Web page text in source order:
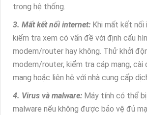
trong hệ thống.
3. Mất kết nối internet: Khi mất kết nối
kiểm tra xem có vấn đề với định cấu
modem/router hay không. Thử khởi
modem/router, kiểm tra cáp mạng, cài
mạng hoặc liên hệ với nhà cung cấp
4. Virus và malware: Máy tính có thể
malware nếu không được bảo vệ đủ